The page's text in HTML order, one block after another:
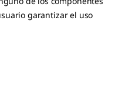
garantizar el uso